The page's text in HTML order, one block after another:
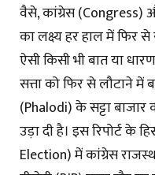
वैसे, कांग्रेस (Congress)
का लक्ष्य हर हाल में फिर
ऐसी किसी भी बात या
सत्ता को फिर से लौटाने में
(Phalodi) के सट्टा बाजार
उड़ा दी है। इस रिपोर्ट के
Election) में कांग्रेस